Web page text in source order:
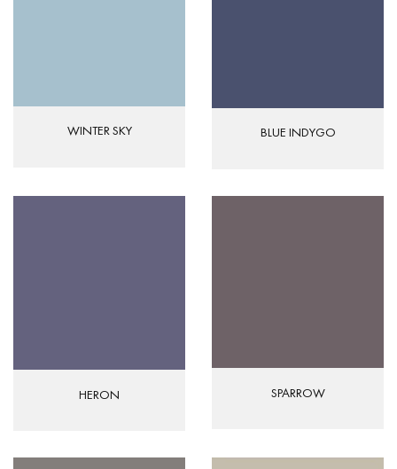
WINTER SKY BLUE INDYGO
HERON SPARROW